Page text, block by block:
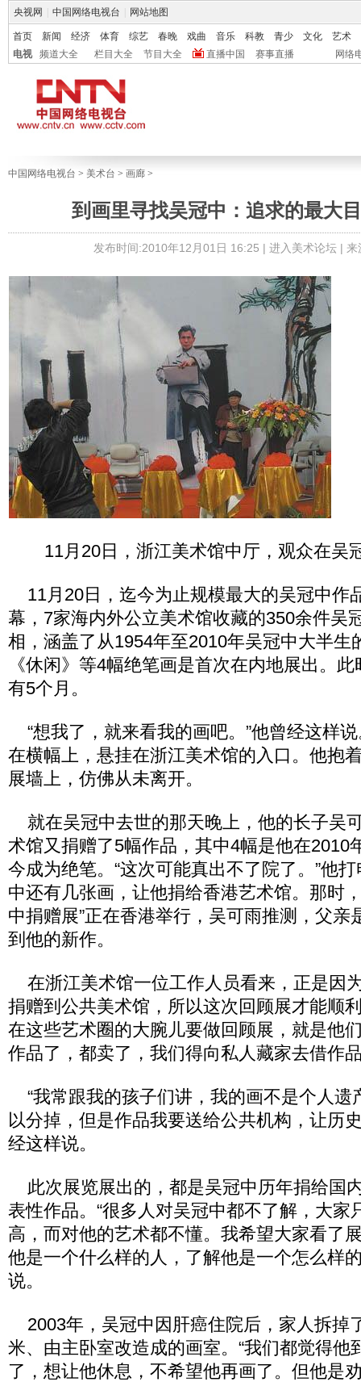
央视网 中国网络电视台 网站地图
首页 新闻 经济 体育 综艺 春晚 戏曲 音乐 科教 青少 文化
艺术
电视
频道大全 栏目大全 节目大全 直播中国 赛事直播 网络
中国网络电视台 > 美术台 > 画廊 >
到画里寻找吴冠中：追求的最大
发布时间:2010年12月01日 16:25 | 进入美术论坛| 来
11月20日，浙江美术馆中厅，观众在吴
11月20日，迄今为止规模最大的吴冠中作
幕，7家海内外公立美术馆收藏的350余件吴
相，涵盖了从1954年至2010年吴冠中大半生
《休闲》等4幅绝笔画是首次在内地展出。
有5个月。
“想我了，就来看我的画吧。”他曾经这样
在横幅上，悬挂在浙江美术馆的入口。他抱
展墙上，仿佛从未离开。
就在吴冠中去世的那天晚上，他的长子吴
术馆又捐赠了5幅作品，其中4幅是他在2010
今成为绝笔。“这次可能真出不了院了。”他
中还有几张画，让他捐给香港艺术馆。那时
中捐赠展”正在香港举行，吴可雨推测，父亲
到他的新作。
在浙江美术馆一位工作人员看来，正是因
捐赠到公共美术馆，所以这次回顾展才能顺
在这些艺术圈的大腕儿要做回顾展，就是他
作品了，都卖了，我们得向私人藏家去借作
“我常跟我的孩子们讲，我的画不是个人遗
以分掉，但是作品我要送给公共机构，让历
经这样说。
此次展览展出的，都是吴冠中历年捐给国
表性作品。“很多人对吴冠中都不了解，大家
高，而对他的艺术都不懂。我希望大家看了
他是一个什么样的人，了解他是一个怎么样
说。
2003年，吴冠中因肝癌住院后，家人拆掉
米、由主卧室改造成的画室。“我们都觉得他
了，想让他休息，不希望他再画了。但他是